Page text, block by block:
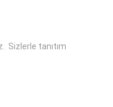
Sizlerle tanıtım